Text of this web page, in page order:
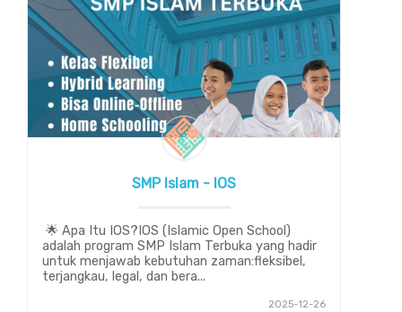
SMP Islam - IOS
🌟 Apa Itu IOS?IOS (Islamic Open School)
adalah program SMP Islam Terbuka yang hadir
untuk menjawab kebutuhan zaman:fleksibel,
terjangkau, legal, dan bera...
2025-12-26